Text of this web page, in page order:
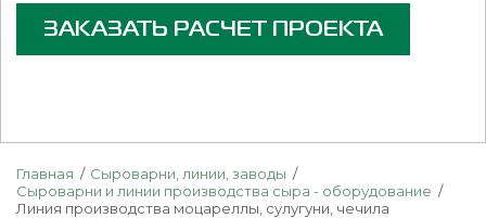
ЗАКАЗАТЬ РАСЧЕТ ПРОЕКТА
Главная
Сыроварни, линии, заводы
Сыроварни и линии производства сыра - оборудование
Линия производства моцареллы, сулугуни, чечила